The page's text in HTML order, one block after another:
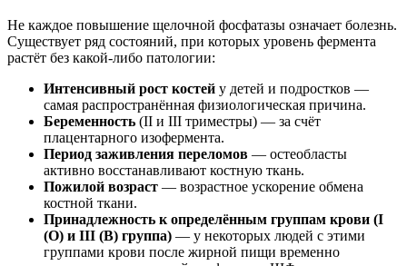
Не каждое повышение щелочной фосфатазы означает болезнь.
Существует ряд состояний, при которых уровень фермента
растёт без какой-либо патологии:
Интенсивный рост костей у детей и подростков —
самая распространённая физиологическая причина.
Беременность (II и III триместры) — за счёт
плацентарного изофермента.
Период заживления переломов — остеобласты
активно восстанавливают костную ткань.
Пожилой возраст — возрастное ускорение обмена
костной ткани.
Принадлежность к определённым группам крови (I
(O) и III (B) группа) — у некоторых людей с этими
группами крови после жирной пищи временно